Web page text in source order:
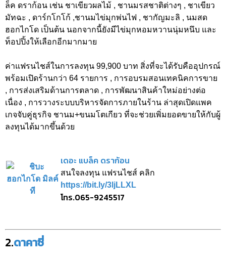
ล็ค ดราก้อน เช่น ชาเขียวผลไม้ , ชานมรสชาติต่างๆ , ชาเขียว
มัทฉะ , ดาร์กโกโก้ ,ชานมไข่มุกพ่นไฟ , ชากัญมะลิ , นมสด
ฮอกไกโด เป็นต้น นอกจากนี้ยังมีไข่มุกหอมหวานนุ่มหนึบ และ
ท็อปปิ้งให้เลือกอีกมากมาย
ค่าแฟรนไชส์ในการลงทุน 99,900 บาท สิ่งที่จะได้รับคืออุปกรณ์
พร้อมเปิดร้านกว่า 64 รายการ , การอบรมสอนเทคนิคการขาย
, การส่งเสริมด้านการตลาด , การพัฒนาสินค้าใหม่อย่างต่อ
เนื่อง , การวางระบบบริหารจัดการภายในร้าน ล่าสุดเปิดแพค
เกจจับคู่ธุรกิจ ชานม+ขนมโตเกียว ที่จะช่วยเพิ่มยอดขายให้กับผู้
ลงทุนได้มากขึ้นด้วย
เดอะ แบล็ค ดราก้อน
สนใจลงทุน แฟรนไชส์ คลิก
https://bit.ly/3ljLLXL
โทร.065-9245517
2.ดาคาซี่